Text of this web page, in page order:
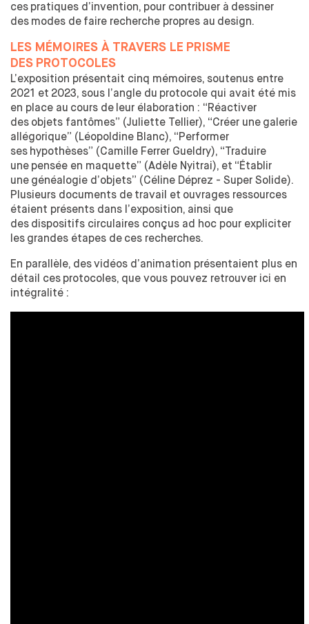
MÉCÉNAT
TAXE D'APPRENTISSAGE
INTERNATIONAL
OUVERTURE SUR LE MONDE
ÉCHANGES ACADÉMIQUES INTERNATIONAUX ENTRANTS
MEDES UNE SPÉCIFICITÉ
STAGES & ÉCHANGES ACADÉMIQUES INTERNATIONAUX
SORTANTS
ÉTABLI LE PODCAST DE L'ENSCI-LES
ATELIERS
ces pratiques d’invention, pour contribuer à dessiner
des modes de faire recherche propres au design.
LES MÉMOIRES À TRAVERS LE PRISME
DES PROTOCOLES
L’exposition présentait cinq mémoires, soutenus entre
2021 et 2023, sous l’angle du protocole qui avait été mis
en place au cours de leur élaboration : “Réactiver
des objets fantômes” (Juliette Tellier), “Créer une galerie
allégorique” (Léopoldine Blanc), “Performer
ses hypothèses” (Camille Ferrer Gueldry), “Traduire
une pensée en maquette” (Adèle Nyitrai), et “Établir
une généalogie d’objets” (Céline Déprez - Super Solide).
Plusieurs documents de travail et ouvrages ressources
étaient présents dans l’exposition, ainsi que
des dispositifs circulaires conçus ad hoc pour expliciter
les grandes étapes de ces recherches.
En parallèle, desvidéos d’animation présentaient plus en
détail ces protocoles, que vous pouvez retrouver ici en
intégralité :